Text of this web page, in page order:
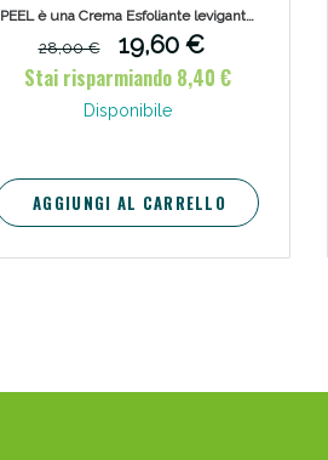
PEEL è una Crema Esfoliante levigante
da 150 ml. Permette un peeling a
doppia esfoliazione per levigare,
rinnovare e idratare la pelle in un solo
gesto.
28,00 €
19,60 €
Stai risparmiando 8,40 €
Disponibile
AGGIUNGI AL CARRELLO